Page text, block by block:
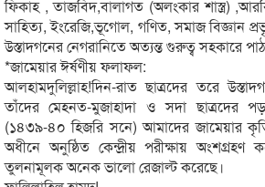
ফিকাহ , তাজবিদ,বালাগত (অলংকার শাস্ত্র)
সাহিত্য, ইংরেজি,ভূগোল, গণিত, সমাজ বিজ্ঞান
উস্তাদগনের নেগরানিতে অত্যন্ত গুরুত্ব সহকারে
*জামেয়ার ঈর্ষণীয় ফলাফল:
আলহামদুলিল্লাহ!দিন-রাত ছাত্রদের তরে
তাঁদের মেহনত-মুজাহাদা ও সদা ছাত্রদের
(১৪৩৯-৪০ হিজরি সনে) আমাদের জামেয়ার
অধীনে অনুষ্ঠিত কেন্দ্রীয় পরীক্ষায় অংশগ্রহণ
তুলনামূলক অনেক ভালো রেজাল্ট করেছে।